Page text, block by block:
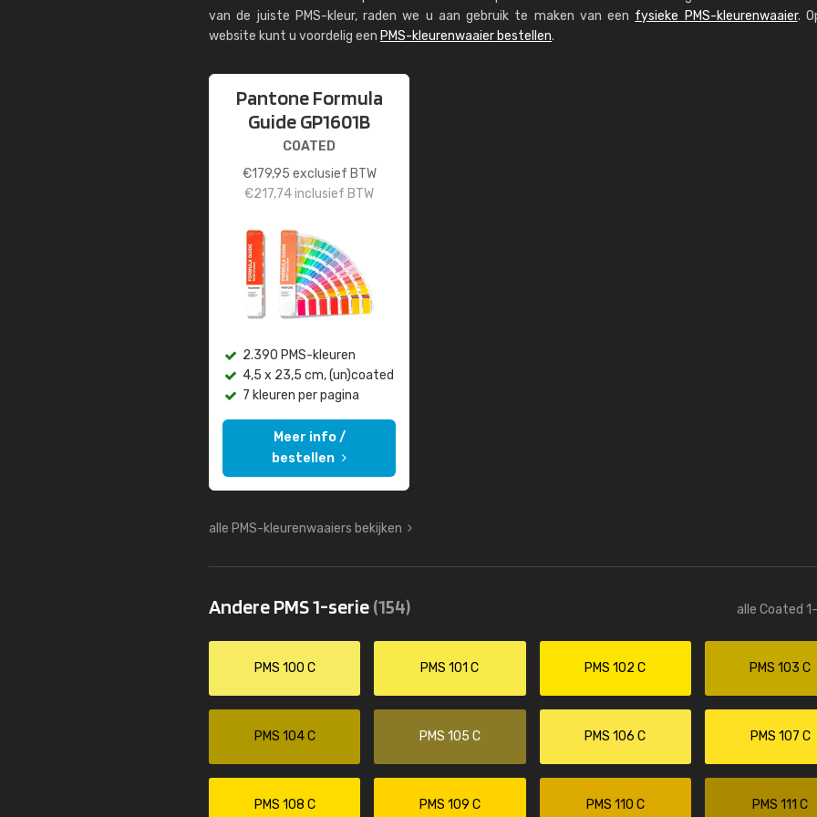
van de juiste PMS-kleur, raden we u aan gebruik te maken van een fysieke PMS-kleurenwaaier.
website kunt u voordelig een PMS-kleurenwaaier bestellen.
Pantone Formula
Guide GP1601B
COATED
€179,95 exclusief BTW
€217,74inclusief BTW
2.390 PMS-kleuren
4,5 x 23,5 cm, (un)coated
7 kleuren per pagina
Meer info /
bestellen
alle PMS-kleurenwaaiers bekijken
Andere PMS 1-serie(154) alle Coated
PMS 100 C PMS 101 C PMS 102 C PMS 103 C
PMS 104 C PMS 105 C PMS 106 C PMS 107 C
PMS 108 C PMS 109 C PMS 110 C PMS 111 C